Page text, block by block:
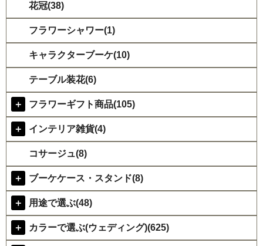
花冠(38)
フラワーシャワー(1)
キャラクターブーケ(10)
テーブル装花(6)
＋ フラワーギフト商品(105)
＋ インテリア雑貨(4)
コサージュ(8)
＋ ブーケケース・スタンド(8)
＋ 用途で選ぶ(48)
＋ カラーで選ぶ(ウェディング)(625)